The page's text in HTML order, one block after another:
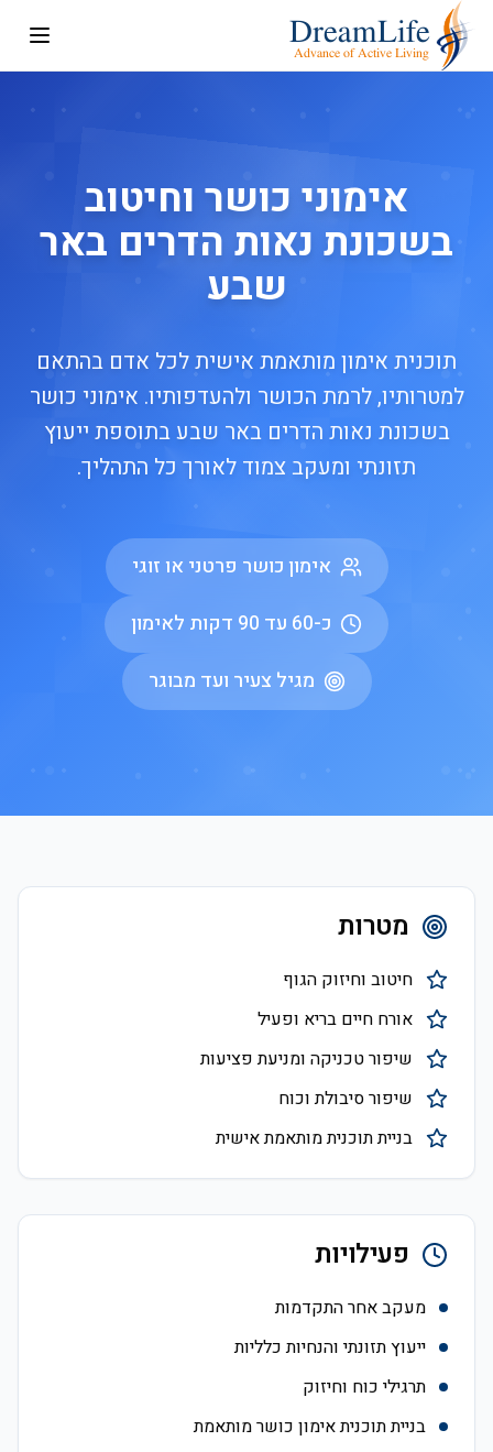
אימוני כושר וחיטוב
בשכונת נאות הדרים באר
שבע
תוכנית אימון מותאמת אישית לכל אדם בהתאם
למטרותיו, לרמת הכושר ולהעדפותיו. אימוני כושר
בשכונת נאות הדרים באר שבע בתוספת ייעוץ
תזונתי ומעקב צמוד לאורך כל התהליך.
אימון כושר פרטני או זוגי
כ-60 עד 90 דקות לאימון
מגיל צעיר ועד מבוגר
מטרות
חיטוב וחיזוק הגוף
אורח חיים בריא ופעיל
שיפור טכניקה ומניעת פציעות
שיפור סיבולת וכוח
בניית תוכנית מותאמת אישית
פעילויות
מעקב אחר התקדמות
ייעוץ תזונתי והנחיות כלליות
תרגילי כוח וחיזוק
בניית תוכנית אימון כושר מותאמת